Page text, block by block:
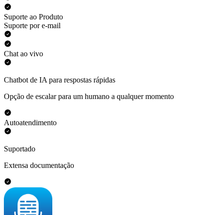
Suporte ao Produto
Suporte por e-mail
Chat ao vivo
Chatbot de IA para respostas rápidas
Opção de escalar para um humano a qualquer momento
Autoatendimento
Suportado
Extensa documentação